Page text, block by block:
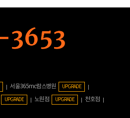
서울365mc람스병원 UPGRADE
UPGRADE 노원점 UPGRADE
천호점